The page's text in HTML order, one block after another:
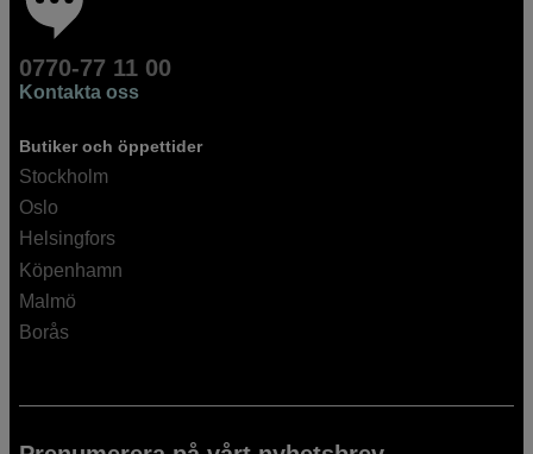
0770-77 11 00
Kontakta oss
Butiker och öppettider
Stockholm
Oslo
Helsingfors
Köpenhamn
Malmö
Borås